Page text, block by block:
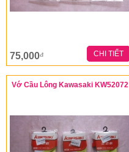
75,000đ CHI TIẾT
Vớ Cầu Lông Kawasaki KW52072